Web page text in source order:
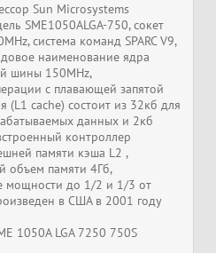
Sun Microsystems
SME1050ALGA-750, сокет
система команд SPARC V9,
наименование ядра
шины 150MHz,
с плавающей запятой
(L1 cache) состоит из 32кб для
данных и 2кб
контроллер
памяти кэша L2 ,
объем памяти 4Гб,
мощности до 1/2 и 1/3 от
в США в 2001 году
1050A LGA 7250 750S